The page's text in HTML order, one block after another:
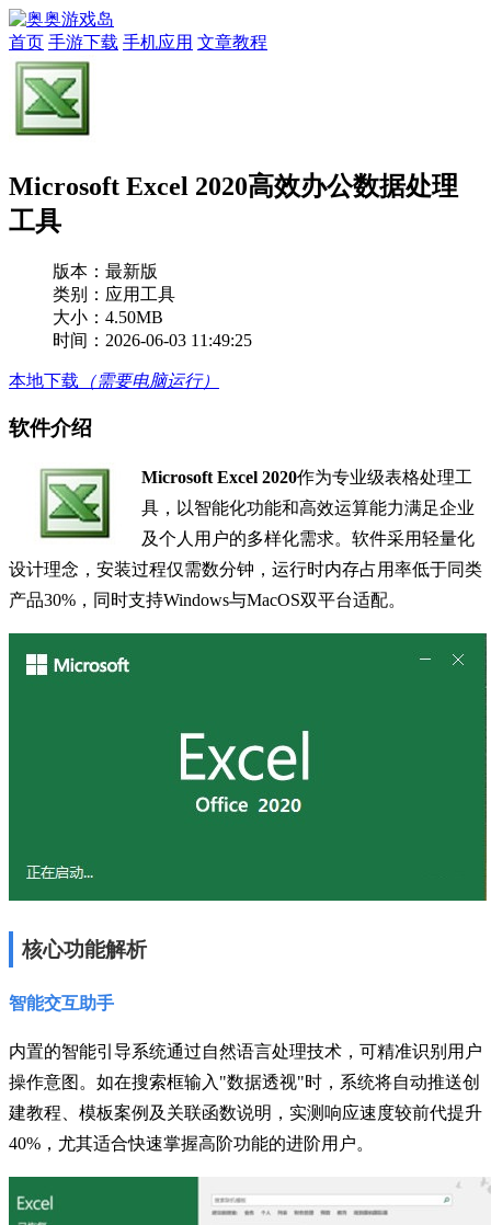
首页 手游下载 手机应用 文章教程
Microsoft Excel 2020高效办公数据处理
工具
版本： 最新版
类别：应用工具
大小：4.50MB
时间：2026-06-03 11:49:25
本地下载 （需要电脑运行）
软件介绍
Microsoft Excel 2020作为专业级表格处理工
具，以智能化功能和高效运算能力满足企业
及个人用户的多样化需求。软件采用轻量化
设计理念，安装过程仅需数分钟，运行时内存占用率低于同类
产品30%，同时支持Windows与MacOS双平台适配。
核心功能解析
智能交互助手
内置的智能引导系统通过自然语言处理技术，可精准识别用户
操作意图。如在搜索框输入"数据透视"时，系统将自动推送创
建教程、模板案例及关联函数说明，实测响应速度较前代提升
40%，尤其适合快速掌握高阶功能的进阶用户。